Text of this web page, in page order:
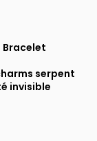
Bracelet
serpent
invisible